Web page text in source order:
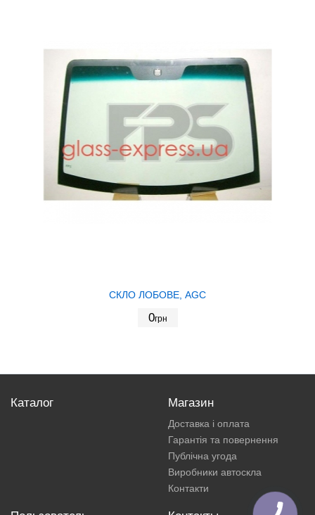
СКЛО ЛОБОВЕ, AGC
0грн
Каталог Магазин
Доставка і оплата
Гарантія та повернення
Публічна угода
Виробники автоскла
Контакти